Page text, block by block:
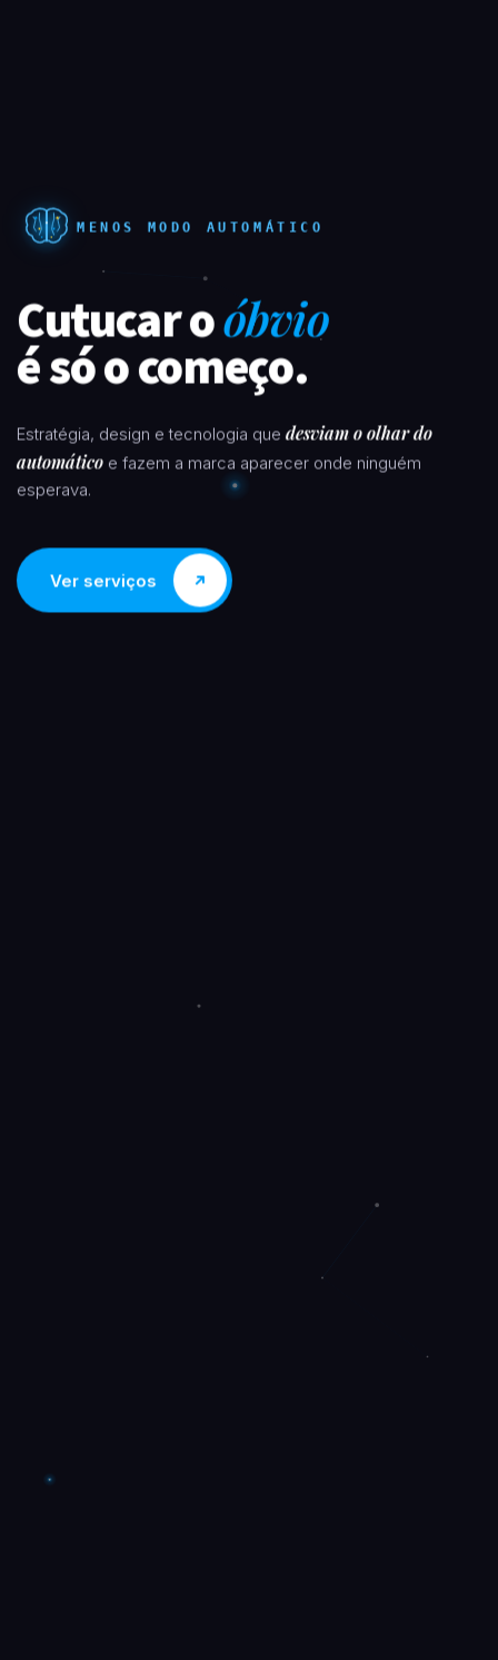
MENOS MODO AUTOMÁTICO
Cutucar oóbvio
é só o começo.
Estratégia, design e tecnologia que desviam o olhar do
automáticoe fazem a marca aparecer onde ninguém
esperava.
Ver serviços